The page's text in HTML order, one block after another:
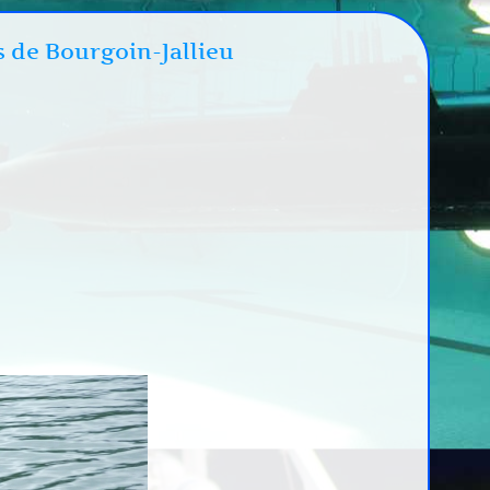
de Bourgoin-Jallieu